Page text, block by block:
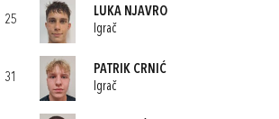
25
LUKA NJAVRO
Igrač
31
PATRIK CRNIĆ
Igrač